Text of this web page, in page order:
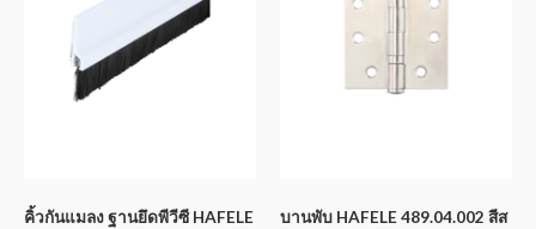
คิ้วกันแมลง ฐานยึดพีวีซี HAFELE บานพับ HAFELE 489.04.002 สีส